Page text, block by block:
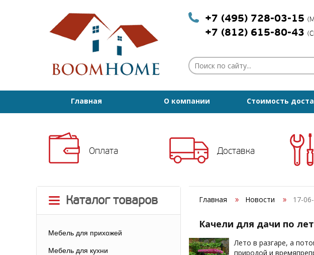
+7 (495) 728-03-15
+7 (812) 615-80-43
Главная О компании Стоимость
Оплата Доставка
Каталог товаров
Мебель для прихожей
Мебель для кухни
Главная Новости 17-
Качели для дачи по
Лето в разгаре, а
природой и